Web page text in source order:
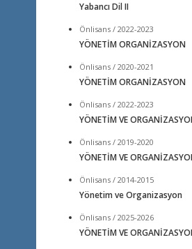
Yabancı Dil II
Önlisans / 2022-2023
YÖNETİM ORGANİZASYON
Önlisans / 2020-2021
YÖNETİM ORGANİZASYON
Önlisans / 2022-2023
YÖNETİM VE
Önlisans / 2019-2020
YÖNETİM VE
Önlisans / 2014-2015
Yönetim ve Organizasyon
Önlisans / 2025-2026
YÖNETİM VE